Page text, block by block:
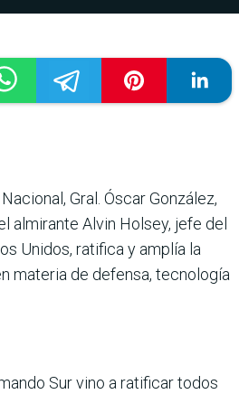
Gral. Óscar González,
almirante Alvin Holsey, jefe del
Unidos, ratifica y amplía la
materia de defensa, tecnología
Sur vino a ratifi­car todos